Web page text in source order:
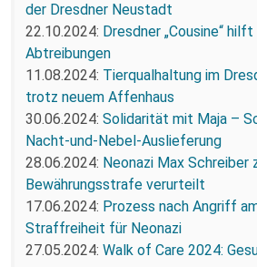
der Dresdner Neustadt
22.10.2024: Dresdner „Cousine“
Abtreibungen
11.08.2024: Tierqualhaltung im
trotz neuem Affenhaus
30.06.2024: Solidarität mit Maja –
Nacht-und-Nebel-Auslieferung
28.06.2024: Neonazi Max Schreiber
Bewährungsstrafe verurteilt
17.06.2024: Prozess nach Angriff
Straffreiheit für Neonazi
27.05.2024: Walk of Care 2024: